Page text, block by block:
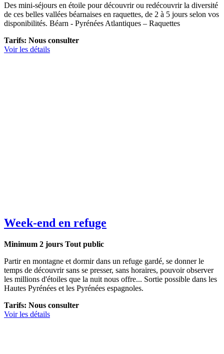
Des mini-séjours en étoile pour découvrir ou redécouvrir la diversité
de ces belles vallées béarnaises en raquettes, de 2 à 5 jours selon vos
disponibilités. Béarn - Pyrénées Atlantiques – Raquettes
Tarifs: Nous consulter
Voir les détails
Week-end en refuge
Minimum 2 jours Tout public
Partir en montagne et dormir dans un refuge gardé, se donner le
temps de découvrir sans se presser, sans horaires, pouvoir observer
les millions d'étoiles que la nuit nous offre... Sortie possible dans les
Hautes Pyrénées et les Pyrénées espagnoles.
Tarifs: Nous consulter
Voir les détails